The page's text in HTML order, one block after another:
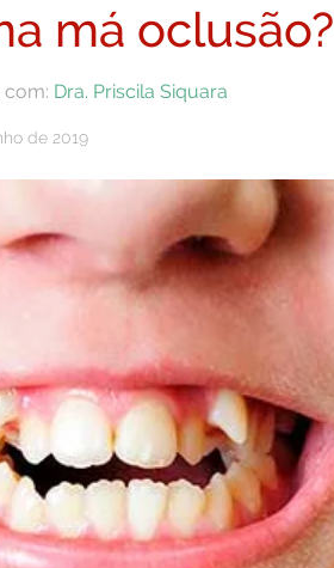
má oclusão?
com: Dra. Priscila Siquara
de 2019